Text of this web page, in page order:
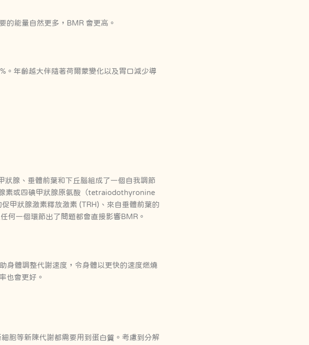
的能量自然更多，BMR 會更高。
。年齡越大伴隨著荷爾蒙變化以及胃口減少導
腺、垂體前葉和下丘腦組成了一個自我調節
素或四碘甲狀腺原氨酸（tetraiodothyronine
甲狀腺激素釋放激素 (TRH)、來自垂體前葉的
何一個環節出了問題都會直接影響BMR。
身體調整代謝速度，令身體以更快的速度燃燒
也會更好。
胞等新陳代謝都需要用到蛋白質。考慮到分解